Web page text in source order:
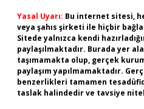
Yasal Uyarı: Bu internet sitesi,
veya şahıs şirketi ile hiçbir
Sitede yalnızca kendi
paylaşılmaktadır. Burada yer
taşımamakta olup, gerçek
paylaşım yapılmamaktadır.
benzerlikleri tamamen
taslak halindedir ve tavsiye